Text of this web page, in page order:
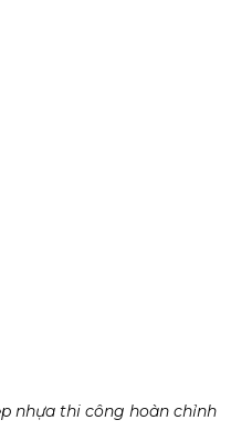
nhựa thi công hoàn chỉnh